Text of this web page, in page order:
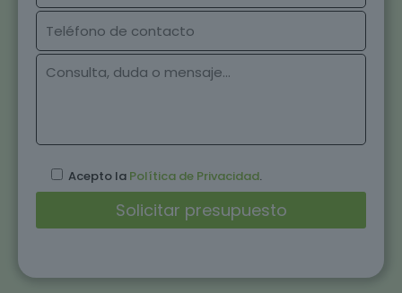
Acepto la Política de Privacidad.